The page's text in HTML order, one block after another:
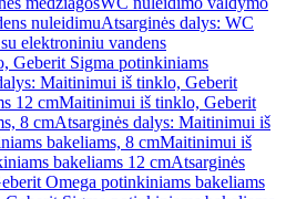
nuleidimuAtsarginės dalys: WC
elektroniniu vandens
Geberit Sigma potinkiniams
Maitinimui iš tinklo, Geberit
12 cmMaitinimui iš tinklo, Geberit
8 cmAtsarginės dalys: Maitinimui iš
bakeliams, 8 cmMaitinimui iš
bakeliams 12 cmAtsarginės
Omega potinkiniams bakeliams